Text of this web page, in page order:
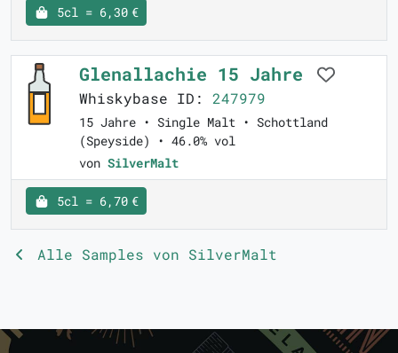
5cl = 6,30 €
Glenallachie 15 Jahre
Whiskybase ID: 247979
15 Jahre • Single Malt • Schottland
(Speyside) • 46.0% vol
von SilverMalt
5cl = 6,70 €
Alle Samples von SilverMalt